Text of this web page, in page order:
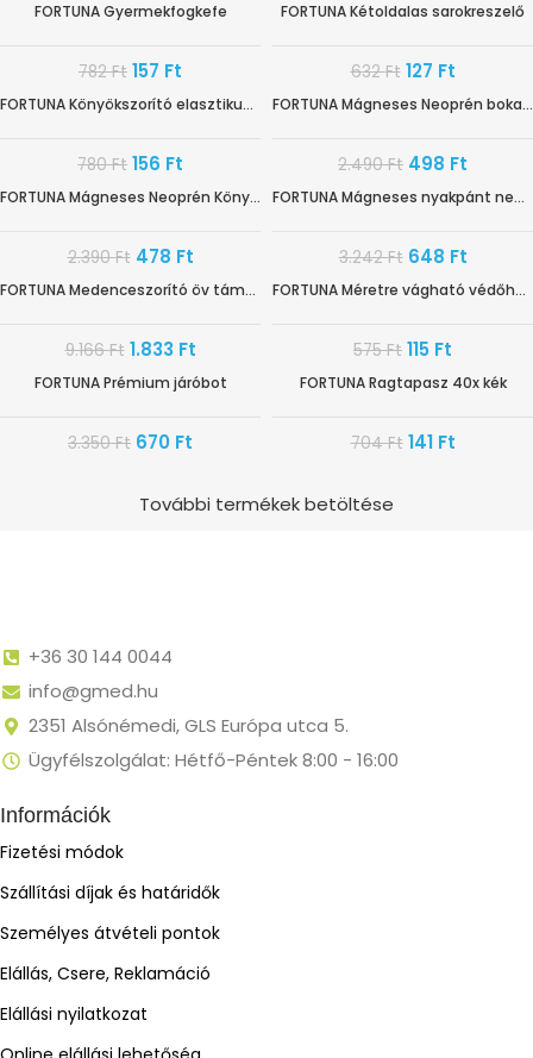
FORTUNA Gyermekfogkefe
782Ft 157 Ft
FORTUNA Kétoldalas sarokreszelő
632Ft 127 Ft
FORTUNA Könyökszorító elasztikus XLFT900
780Ft 156 Ft
FORTUNA Mágneses Neoprén bokarögzítő UNI
2.490Ft 498 Ft
FORTUNA Mágneses Neoprén Könyökrögzítő UNI
2.390Ft 478 Ft
FORTUNA Mágneses nyakpánt neoprén szürke (uni)
3.242Ft 648 Ft
FORTUNA Medenceszorító öv támasztékkal
9.166Ft 1.833 Ft
FORTUNA Méretre vágható védőhab lábra
575Ft 115 Ft
FORTUNA Prémium járóbot
3.350Ft 670 Ft
FORTUNA Ragtapasz 40x kék
704Ft 141 Ft
További termékek betöltése
+36 30 144 0044
info@gmed.hu
2351 Alsónémedi, GLS Európa utca 5.
Ügyfélszolgálat: Hétfő-Péntek 8:00 - 16:00
Információk
Fizetési módok
Szállítási díjak és határidők
Személyes átvételi pontok
Elállás, Csere, Reklamáció
Elállási nyilatkozat